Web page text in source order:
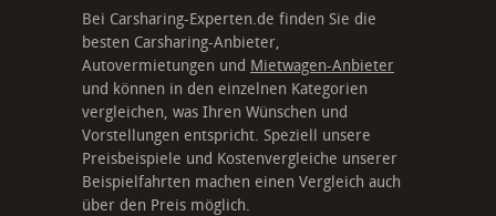
Bei Carsharing-Experten.de finden Sie die
besten Carsharing-Anbieter,
Autovermietungen und Mietwagen-Anbieter
und können in den einzelnen Kategorien
vergleichen, was Ihren Wünschen und
Vorstellungen entspricht. Speziell unsere
Preisbeispiele und Kostenvergleiche unserer
Beispielfahrten machen einen Vergleich auch
über den Preis möglich.